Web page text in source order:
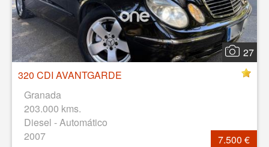
27
320 CDI AVANTGARDE
Granada
203.000 kms.
Diesel - Automático
2007
7.500 €